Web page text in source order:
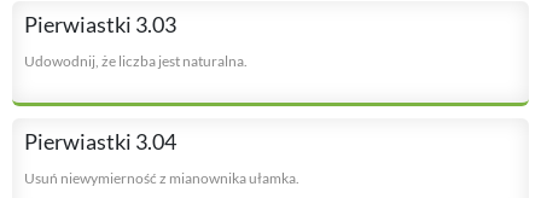
Pierwiastki 3.03
Udowodnij, że liczba jest naturalna.
Pierwiastki 3.04
Usuń niewymierność z mianownika ułamka.